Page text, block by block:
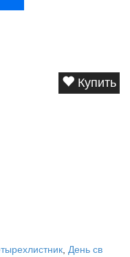
Купить
День св